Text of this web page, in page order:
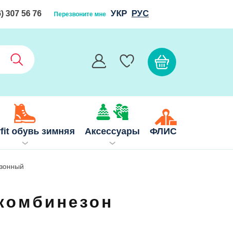
307 56 76 Перезвоните мне УКР РУС
обувь зимняя Аксессуары ФЛИС